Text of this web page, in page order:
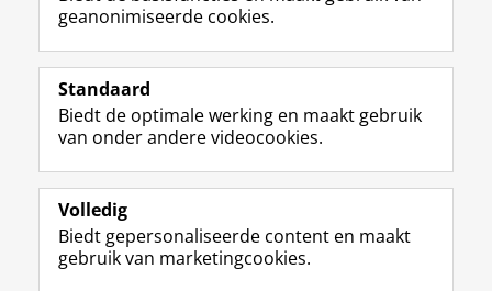
Volg de RUG
F
a
e
b
o
p
a
L
i
k
e
I
-
p
R
S
-
f
e
R
I
n
t
r
m
Y
o
T
e
k
Studiekiezers
Alumni
Over ons
geanonimiseerde cookies.
Standaard
Biedt de optimale werking en maakt gebruik
van onder andere videocookies.
Volledig
Biedt gepersonaliseerde content en maakt
gebruik van marketingcookies.